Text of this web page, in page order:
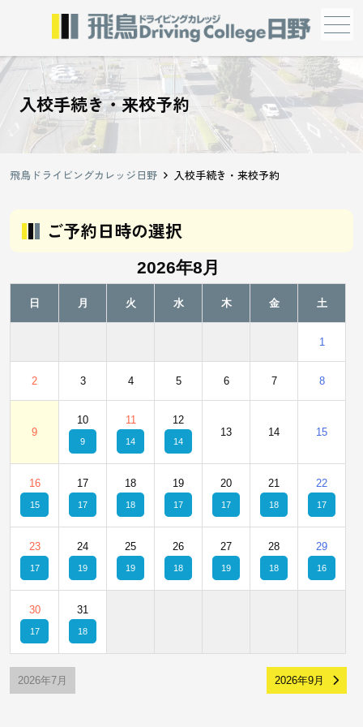
メニュー
入校手続き・来校予約
飛鳥ドライビングカレッジ日野 入校手続き・来校予約
ご予約日時の選択
2026年8月
日 月 火 水 木 金 土
1
2 3 4 5 6 7 8
9
10
9
11
14
12
14
13 14 15
16
15
17
17
18
18
19
17
20
17
21
18
22
17
23
17
24
19
25
19
26
18
27
19
28
18
29
16
30
17
31
18
2026年7月 2026年9月